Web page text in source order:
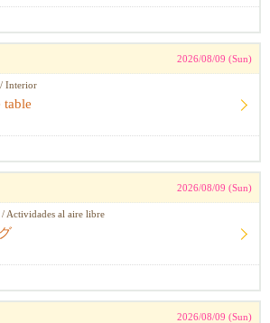
2026/08/09 (Sun)
Interior
2026/08/09 (Sun)
/ Actividades al aire libre
2026/08/09 (Sun)